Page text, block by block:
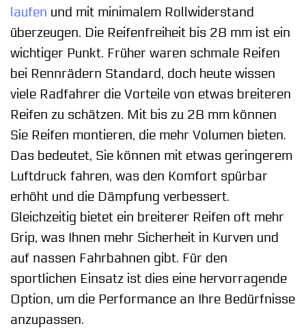
laufen und mit minimalem Rollwiderstand
überzeugen. Die Reifenfreiheit bis 28 mm ist ein
wichtiger Punkt. Früher waren schmale Reifen
bei Rennrädern Standard, doch heute wissen
viele Radfahrer die Vorteile von etwas breiteren
Reifen zu schätzen. Mit bis zu 28 mm können
Sie Reifen montieren, die mehr Volumen bieten.
Das bedeutet, Sie können mit etwas geringerem
Luftdruck fahren, was den Komfort spürbar
erhöht und die Dämpfung verbessert.
Gleichzeitig bietet ein breiterer Reifen oft mehr
Grip, was Ihnen mehr Sicherheit in Kurven und
auf nassen Fahrbahnen gibt. Für den
sportlichen Einsatz ist dies eine hervorragende
Option, um die Performance an Ihre Bedürfnisse
anzupassen.